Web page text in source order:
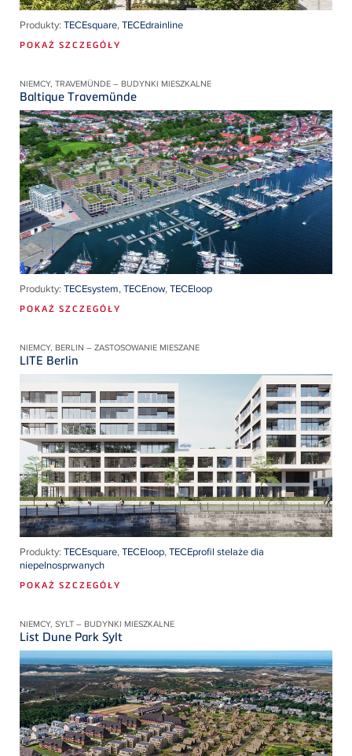
Produkty: TECEsquare,TECEdrainline
POKAŻ SZCZEGÓŁY
NIEMCY, TRAVEMÜNDE – BUDYNKI MIESZKALNE
Baltique Travemünde
Produkty: TECEsystem,TECEnow,TECEloop
POKAŻ SZCZEGÓŁY
NIEMCY, BERLIN – ZASTOSOWANIE MIESZANE
LITE Berlin
Produkty: TECEsquare,TECEloop,TECEprofil stelaże dia
niepelnosprwanych
POKAŻ SZCZEGÓŁY
NIEMCY, SYLT – BUDYNKI MIESZKALNE
List Dune Park Sylt